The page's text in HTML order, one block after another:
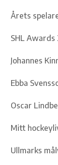
Årets
SHL
Johannes
Ebba
Oscar
Mitt
Ullmarks